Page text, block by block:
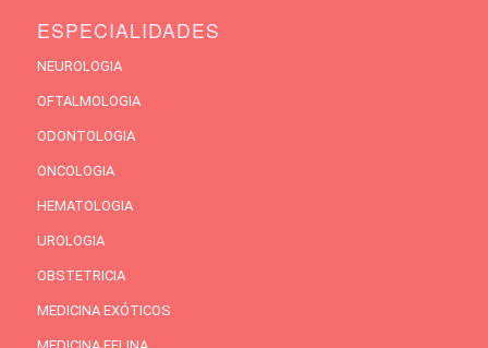
ESPECIALIDADES
NEUROLOGIA
OFTALMOLOGIA
ODONTOLOGIA
ONCOLOGIA
HEMATOLOGIA
UROLOGIA
OBSTETRICIA
MEDICINA EXÓTICOS